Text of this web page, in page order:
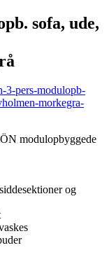
sofa, ude,
3-pers-modulopb-
morkegra-
modulopbyggede
og